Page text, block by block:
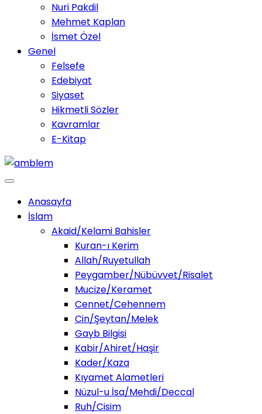
Nuri Pakdil
Mehmet Kaplan
İsmet Özel
Genel
Felsefe
Edebiyat
Siyaset
Hikmetli Sözler
Kavramlar
E-Kitap
Anasayfa
İslam
Akaid/Kelami Bahisler
Kuran-ı Kerim
Allah/Ruyetullah
Peygamber/Nübüvvet/Risalet
Mucize/Keramet
Cennet/Cehennem
Cin/Şeytan/Melek
Gayb Bilgisi
Kabir/Ahiret/Haşir
Kader/Kaza
Kıyamet Alametleri
Nüzul-u İsa/Mehdi/Deccal
Ruh/Cisim